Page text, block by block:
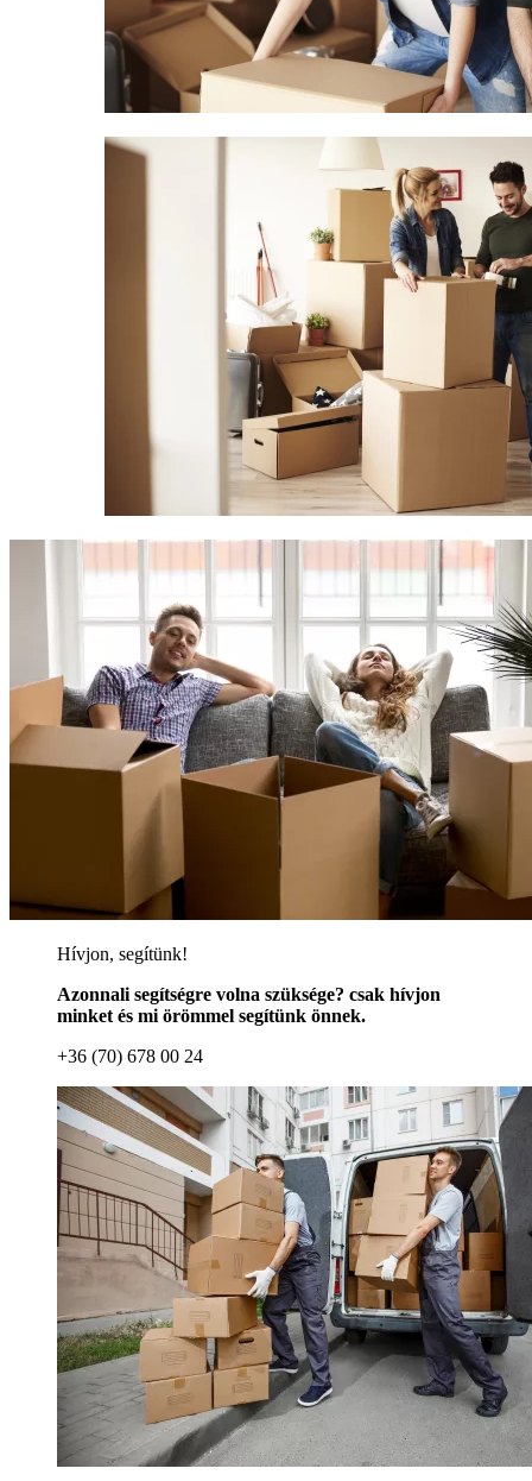
Hívjon, segítünk!
Azonnali segítségre volna szüksége? csak hívjon
minket és mi örömmel segítünk önnek.
+36 (70) 678 00 24